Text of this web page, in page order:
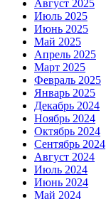
Август 2025
Июль 2025
Июнь 2025
Май 2025
Апрель 2025
Март 2025
Февраль 2025
Январь 2025
Декабрь 2024
Ноябрь 2024
Октябрь 2024
Сентябрь 2024
Август 2024
Июль 2024
Июнь 2024
Май 2024